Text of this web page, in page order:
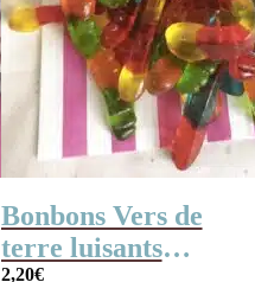
Bonbons Vers de
terre luisants
2,20€